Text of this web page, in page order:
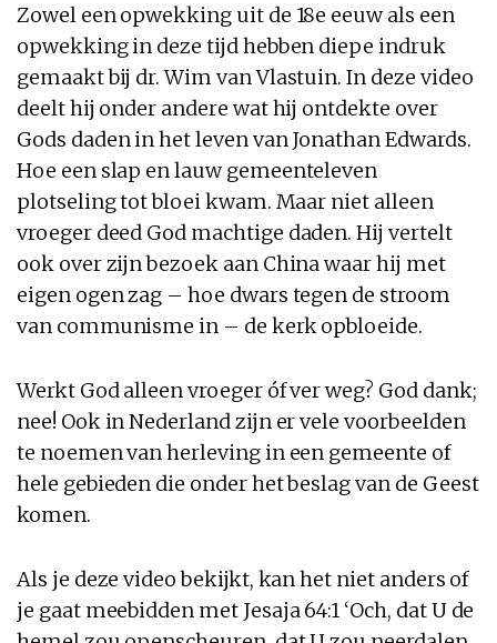
Zowel een opwekking uit de 18e eeuw als een
opwekking in deze tijd hebben diepe indruk
gemaakt bij dr. Wim van Vlastuin. In deze video
deelt hij onder andere wat hij ontdekte over
Gods daden in het leven van Jonathan Edwards.
Hoe een slap en lauw gemeenteleven
plotseling tot bloei kwam. Maar niet alleen
vroeger deed God machtige daden. Hij vertelt
ook over zijn bezoek aan China waar hij met
eigen ogen zag – hoe dwars tegen de stroom
van communisme in – de kerk opbloeide.
Werkt God alleen vroeger óf ver weg? God dank;
nee! Ook in Nederland zijn er vele voorbeelden
te noemen van herleving in een gemeente of
hele gebieden die onder het beslag van de Geest
komen.
Als je deze video bekijkt, kan het niet anders of
je gaat meebidden met Jesaja 64:1 ‘Och, dat U de